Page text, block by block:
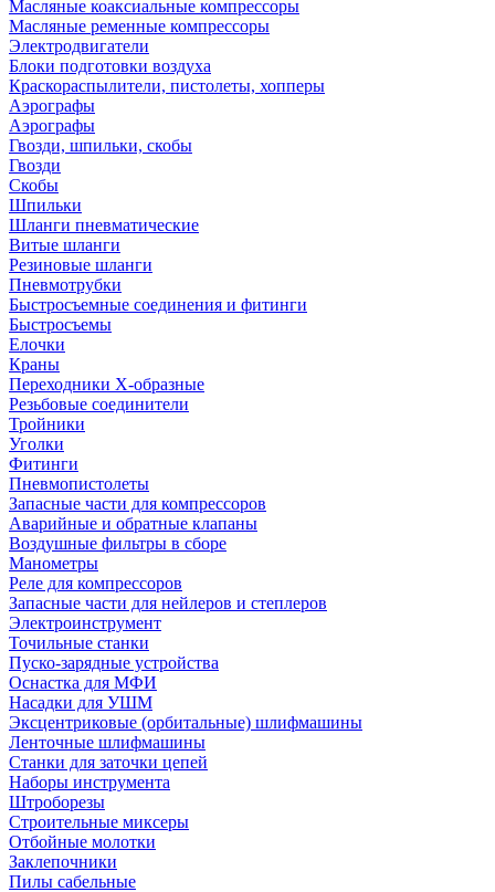
Масляные коаксиальные компрессоры
Масляные ременные компрессоры
Электродвигатели
Блоки подготовки воздуха
Краскораспылители, пистолеты, хопперы
Аэрографы
Аэрографы
Гвозди, шпильки, скобы
Гвозди
Скобы
Шпильки
Шланги пневматические
Витые шланги
Резиновые шланги
Пневмотрубки
Быстросъемные соединения и фитинги
Быстросъемы
Елочки
Краны
Переходники Х-образные
Резьбовые соединители
Тройники
Уголки
Фитинги
Пневмопистолеты
Запасные части для компрессоров
Аварийные и обратные клапаны
Воздушные фильтры в сборе
Манометры
Реле для компрессоров
Запасные части для нейлеров и степлеров
Электроинструмент
Точильные станки
Пуско-зарядные устройства
Оснастка для МФИ
Насадки для УШМ
Эксцентриковые (орбитальные) шлифмашины
Ленточные шлифмашины
Станки для заточки цепей
Наборы инструмента
Штроборезы
Строительные миксеры
Отбойные молотки
Заклепочники
Пилы сабельные